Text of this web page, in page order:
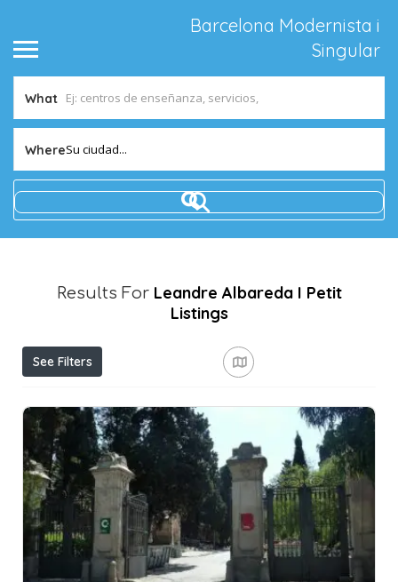
Barcelona Modernista i
Singular
What
WhereSu ciudad...
Results For Leandre Albareda I Petit
Listings
See Filters